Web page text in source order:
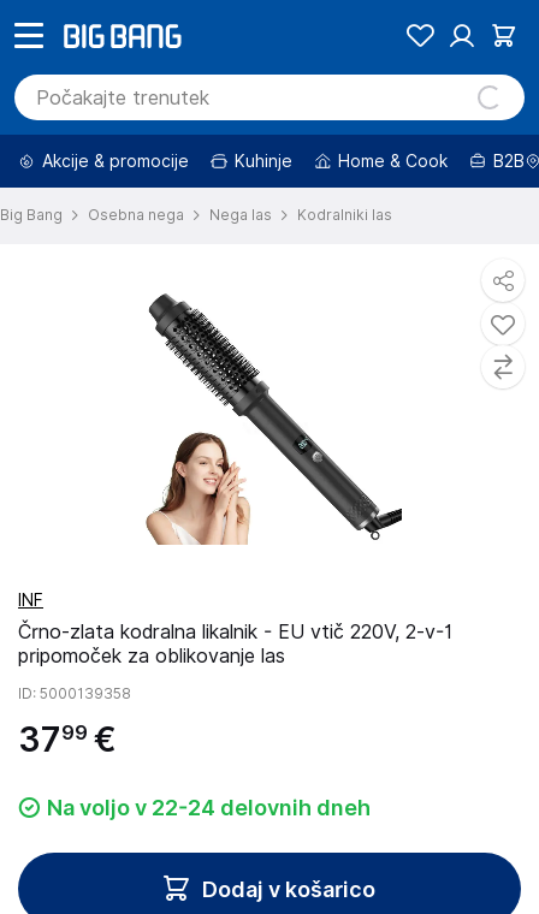
Akcije & promocije Kuhinje Home & Cook B2B
Big Bang Osebna nega Nega las Kodralniki las
INF
Črno-zlata kodralna likalnik - EU vtič 220V, 2-v-1
pripomoček za oblikovanje las
ID: 5000139358
3799 €
Na voljo v 22-24 delovnih dneh
Dodaj v košarico